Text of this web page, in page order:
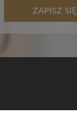
ZAPISZ SIĘ